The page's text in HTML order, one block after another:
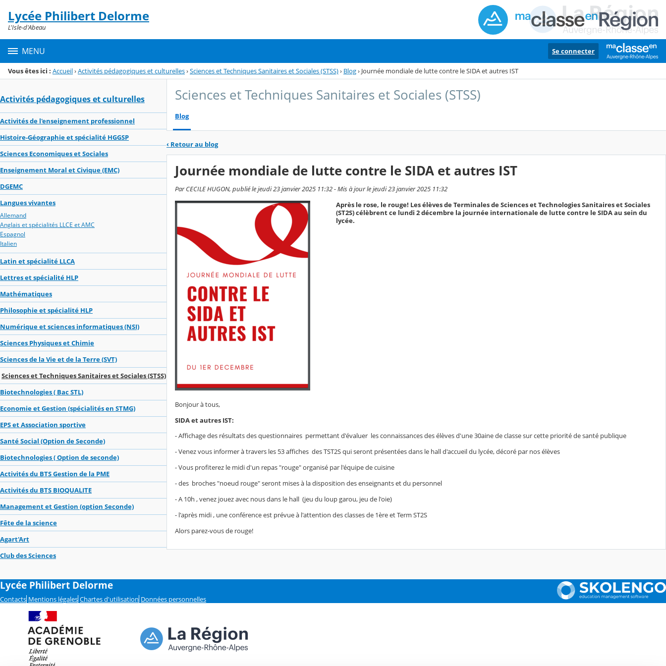
Menu de la rubrique
Contenu
Lycée Philibert Delorme
L'Isle-d'Abeau
MENU Se connecter
Vous êtes ici : Accueil›Activités pédagogiques et culturelles›Sciences et Techniques Sanitaires et Sociales (STSS)› Blog› Journée mondiale de lutte contre le SIDA et autres IST
Activités pédagogiques et culturelles
Activités de l'enseignement professionnel
Histoire-Géographie et spécialité HGGSP
Sciences Economiques et Sociales
Enseignement Moral et Civique (EMC)
DGEMC
Langues vivantes
Allemand
Anglais et spécialités LLCE et AMC
Espagnol
Italien
Latin et spécialité LLCA
Lettres et spécialité HLP
Mathématiques
Philosophie et spécialité HLP
Numérique et sciences informatiques (NSI)
Sciences Physiques et Chimie
Sciences de la Vie et de la Terre (SVT)
Sciences et Techniques Sanitaires et Sociales (STSS)
Biotechnologies ( Bac STL)
Economie et Gestion (spécialités en STMG)
EPS et Association sportive
Santé Social (Option de Seconde)
Biotechnologies ( Option de seconde)
Activités du BTS Gestion de la PME
Activités du BTS BIOQUALITE
Management et Gestion (option Seconde)
Fête de la science
Agart'Art
Club des Sciences
Sciences et Techniques Sanitaires et Sociales (STSS)
Blog
‹ Retour au blog
Journée mondiale de lutte contre le SIDA et autres IST
Par CECILE HUGON, publié le jeudi 23 janvier 2025 11:32 - Mis à jour le jeudi 23 janvier 2025 11:32
Après le rose, le rouge! Les élèves de Terminales de Sciences et Technologies Sanitaires et Sociales
(ST2S) célèbrent ce lundi 2 décembre la journée internationale de lutte contre le SIDA au sein du
lycée.
Bonjour à tous,
SIDA et autres IST:
- Affichage des résultats des questionnaires permettant d'évaluer les connaissances des élèves d'une 30aine de classe sur cette priorité de santé publique
- Venez vous informer à travers les 53 affiches des TST2S qui seront présentées dans le hall d'accueil du lycée, décoré par nos élèves
- Vous profiterez le midi d'un repas "rouge" organisé par l'équipe de cuisine
- des broches "noeud rouge" seront mises à la disposition des enseignants et du personnel
- A 10h , venez jouez avec nous dans le hall (jeu du loup garou, jeu de l'oie)
- l'après midi , une conférence est prévue à l'attention des classes de 1ère et Term ST2S
Alors parez-vous de rouge!
Lycée Philibert Delorme
Contacts Mentions légales Chartes d'utilisation Données personnelles